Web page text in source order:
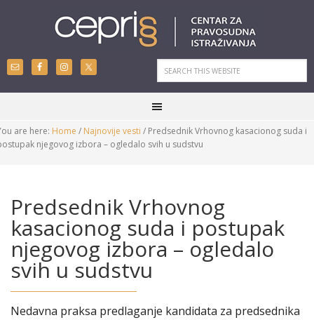
are here: Home / Najnovije vesti / Predsednik Vrhovnog kasacionog suda i
njegovog izbora – ogledalo svih u sudstvu
Predsednik Vrhovnog
kasacionog suda i postupak
njegovog izbora – ogledalo
svih u sudstvu
Nedavna praksa predlaganje kandidata za predsednika